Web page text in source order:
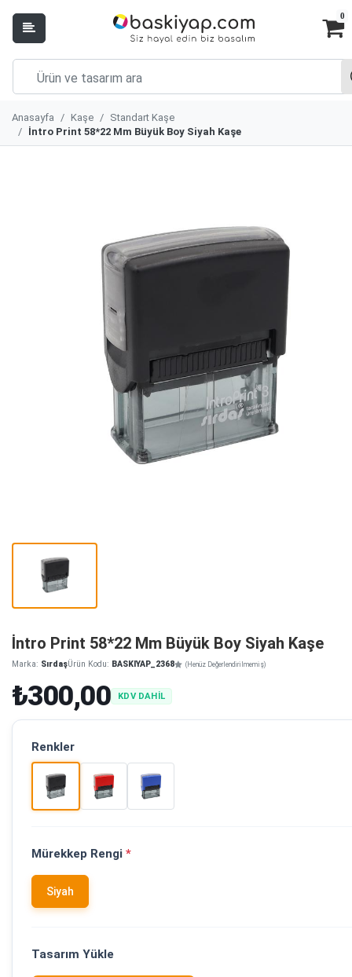
0
Anasayfa Kaşe
Standart Kaşe
İntro Print 58*22 Mm Büyük Boy Siyah Kaşe
İntro Print 58*22 Mm Büyük Boy Siyah Kaşe
Marka: SırdaşÜrün Kodu: BASKIYAP_2368 (Henüz Değerlendirilmemiş)
₺300,00 KDV DAHİL
Renkler
Mürekkep Rengi *
Siyah
Tasarım Yükle